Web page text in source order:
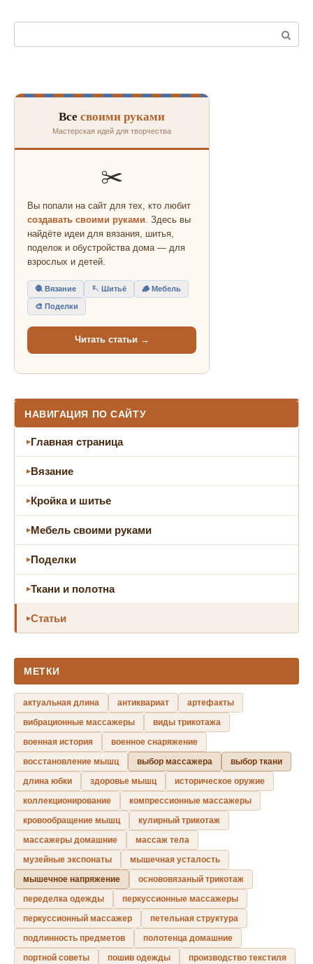
Поиск:
Все своими руками
Мастерская идей для творчества
✂️
Вы попали на сайт для тех, кто любит
создавать своими руками. Здесь вы
найдёте идеи для вязания, шитья,
поделок и обустройства дома — для
взрослых и детей.
🧶 Вязание 🪡 Шитьё 🪵 Мебель
🎨 Поделки
Читать статьи →
НАВИГАЦИЯ ПО САЙТУ
Главная страница
Вязание
Кройка и шитье
Мебель своими руками
Поделки
Ткани и полотна
Статьи
МЕТКИ
актуальная длина антиквариат
артефакты
вибрационные массажеры
виды трикотажа
военная история
военное снаряжение
восстановление мышц
выбор массажера
выбор ткани
длина юбки
здоровье мышц
историческое оружие
коллекционирование
компрессионные массажеры
кровообращение мышц
кулирный трикотаж
массажеры домашние
массаж тела
музейные экспонаты
мышечная усталость
мышечное напряжение
основовязаный трикотаж
переделка одежды
перкуссионные массажеры
перкуссионный массажер
петельная структура
подлинность предметов
полотенца домашние
портной советы
пошив одежды
производство текстиля